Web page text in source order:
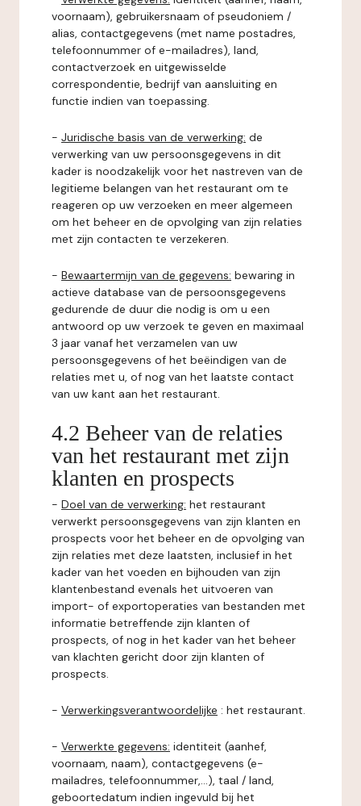
voornaam), gebruikersnaam of pseudoniem /
alias, contactgegevens (met name postadres,
telefoonnummer of e-mailadres), land,
contactverzoek en uitgewisselde
correspondentie, bedrijf van aansluiting en
functie indien van toepassing.
- Juridische basis van de verwerking: de
verwerking van uw persoonsgegevens in dit
kader is noodzakelijk voor het nastreven van de
legitieme belangen van het restaurant om te
reageren op uw verzoeken en meer algemeen
om het beheer en de opvolging van zijn relaties
met zijn contacten te verzekeren.
- Bewaartermijn van de gegevens: bewaring in
actieve database van de persoonsgegevens
gedurende de duur die nodig is om u een
antwoord op uw verzoek te geven en maximaal
3 jaar vanaf het verzamelen van uw
persoonsgegevens of het beëindigen van de
relaties met u, of nog van het laatste contact
van uw kant aan het restaurant.
4.2 Beheer van de relaties
van het restaurant met zijn
klanten en prospects
- Doel van de verwerking: het restaurant
verwerkt persoonsgegevens van zijn klanten en
prospects voor het beheer en de opvolging van
zijn relaties met deze laatsten, inclusief in het
kader van het voeden en bijhouden van zijn
klantenbestand evenals het uitvoeren van
import- of exportoperaties van bestanden met
informatie betreffende zijn klanten of
prospects, of nog in het kader van het beheer
van klachten gericht door zijn klanten of
prospects.
- Verwerkingsverantwoordelijke : het restaurant.
- Verwerkte gegevens: identiteit (aanhef,
voornaam, naam), contactgegevens (e-
mailadres, telefoonnummer,...), taal / land,
geboortedatum indien ingevuld bij het